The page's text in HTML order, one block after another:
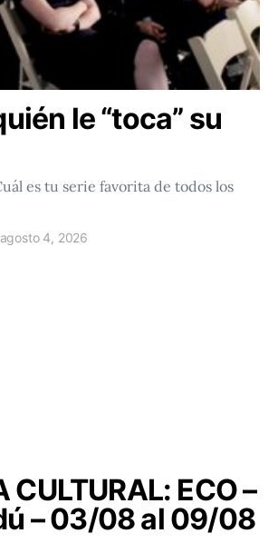
le “toca” su
es tu serie favorita de todos los
agosto 4, 2026
CULTURAL: ECO –
– 03/08 al 09/08